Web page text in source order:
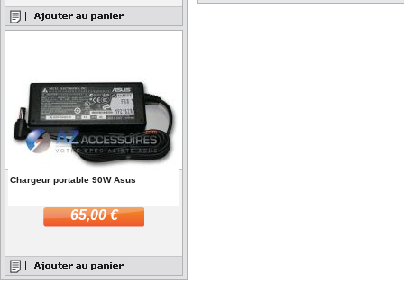
Chargeur portable 90W Asus
65,00 €